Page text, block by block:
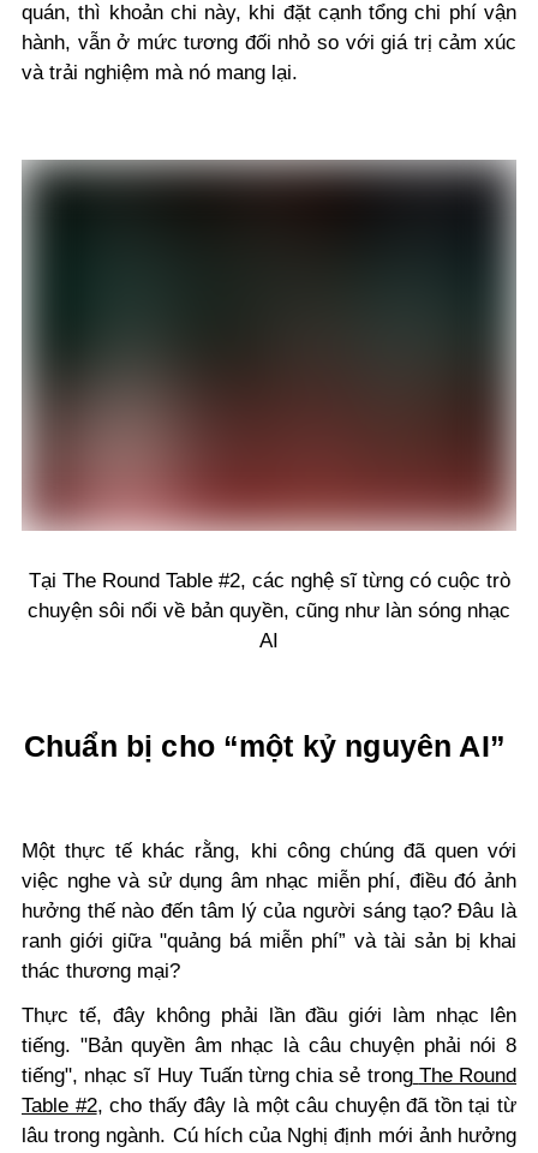
quán, thì khoản chi này, khi đặt cạnh tổng chi phí vận
hành, vẫn ở mức tương đối nhỏ so với giá trị cảm xúc
và trải nghiệm mà nó mang lại.
Tại The Round Table #2, các nghệ sĩ từng có cuộc trò
chuyện sôi nổi về bản quyền, cũng như làn sóng nhạc
AI
Chuẩn bị cho “một kỷ nguyên AI”
Một thực tế khác rằng, khi công chúng đã quen với
việc nghe và sử dụng âm nhạc miễn phí, điều đó ảnh
hưởng thế nào đến tâm lý của người sáng tạo? Đâu là
ranh giới giữa "quảng bá miễn phí” và tài sản bị khai
thác thương mại?
Thực tế, đây không phải lần đầu giới làm nhạc lên
tiếng. "Bản quyền âm nhạc là câu chuyện phải nói 8
tiếng", nhạc sĩ Huy Tuấn từng chia sẻ trong The Round
Table #2, cho thấy đây là một câu chuyện đã tồn tại từ
lâu trong ngành. Cú hích của Nghị định mới ảnh hưởng